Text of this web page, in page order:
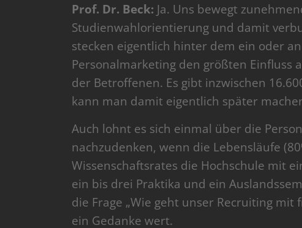
Prof. Dr. Beck: Ja. Uns bewegt
Studienwahlorientierung und damit
stecken eigentlich hinter dem ein oder
Personalmarketing den größten Einfluss
der Betroffenen. Es gibt inzwischen
kann man damit eigentlich später
Auch lohnt es sich einmal über die
nachzudenken, wenn die Lebensläufe
Wissenschaftsrates die Hochschule mit
ein bis drei Praktika und ein
die Frage „Wie geht unser Recruiting
ein Gedanke wert.